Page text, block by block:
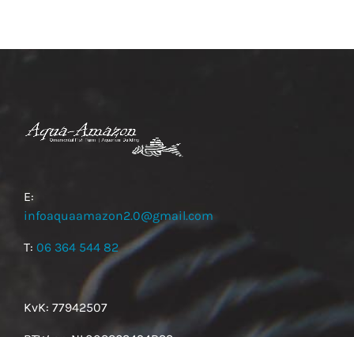
E:
infoaquaamazon2.0@gmail.com
T: 06 364 544 82
KvK: 77942507